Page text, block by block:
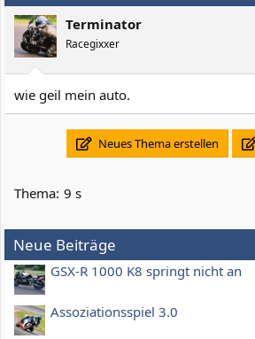
Terminator
Racegixxer
wie geil mein auto.
Neues Thema erstellen
Thema: 9 s
Neue Beiträge
GSX-R 1000 K8 springt nicht an
Assoziationsspiel 3.0